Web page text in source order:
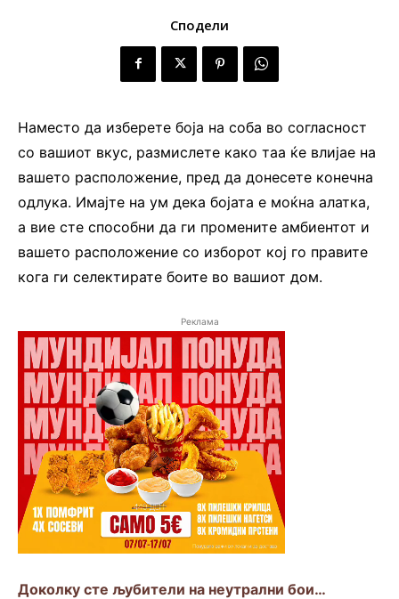
Сподели
Наместо да изберете боја на соба во согласност
со вашиот вкус, размислете како таа ќе влијае на
вашето расположение, пред да донесете конечна
одлука. Имајте на ум дека бојата е моќна алатка,
а вие сте способни да ги промените амбиентот и
вашето расположение со изборот кој го правите
кога ги селектирате боите во вашиот дом.
Реклама
Доколку сте љубители на неутрални бои…